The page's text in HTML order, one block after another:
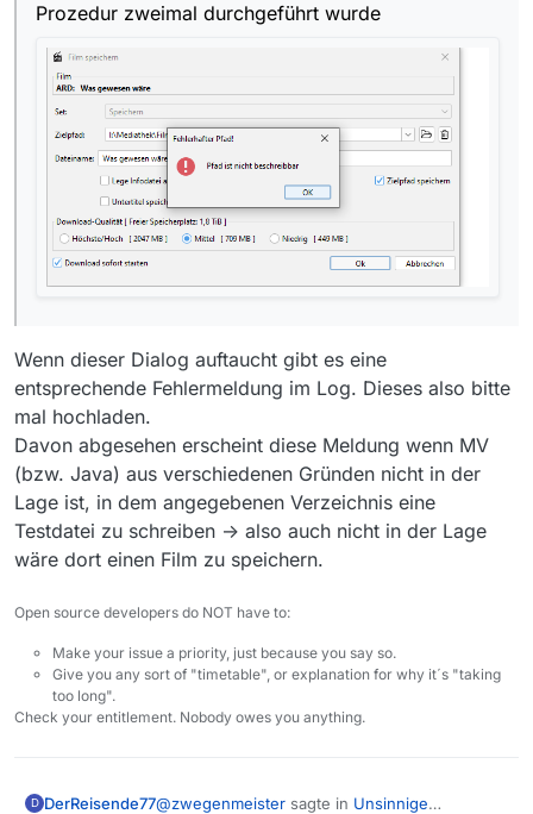
Prozedur zweimal durchgeführt wurde
Wenn dieser Dialog auftaucht gibt es eine
entsprechende Fehlermeldung im Log. Dieses also bitte
mal hochladen.
Davon abgesehen erscheint diese Meldung wenn MV
(bzw. Java) aus verschiedenen Gründen nicht in der
Lage ist, in dem angegebenen Verzeichnis eine
Testdatei zu schreiben -> also auch nicht in der Lage
wäre dort einen Film zu speichern.
Open source developers do NOT have to:
Make your issue a priority, just because you say so.
Give you any sort of "timetable", or explanation for why it´s "taking
too long".
Check your entitlement. Nobody owes you anything.
D DerReisende77@zwegenmeister sagte in Unsinnige